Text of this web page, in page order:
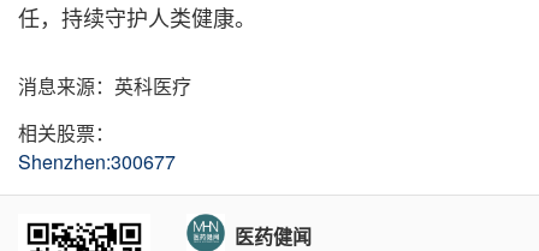
任，持续守护人类健康。
消息来源：英科医疗
相关股票：
Shenzhen:300677
医药健闻